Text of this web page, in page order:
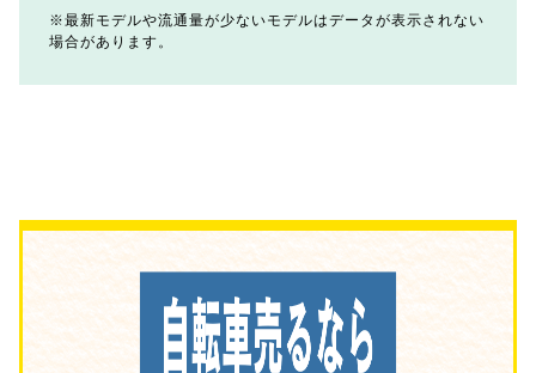
最新モデルや流通量が少ないモデルはデータが表示されない
場合があります。